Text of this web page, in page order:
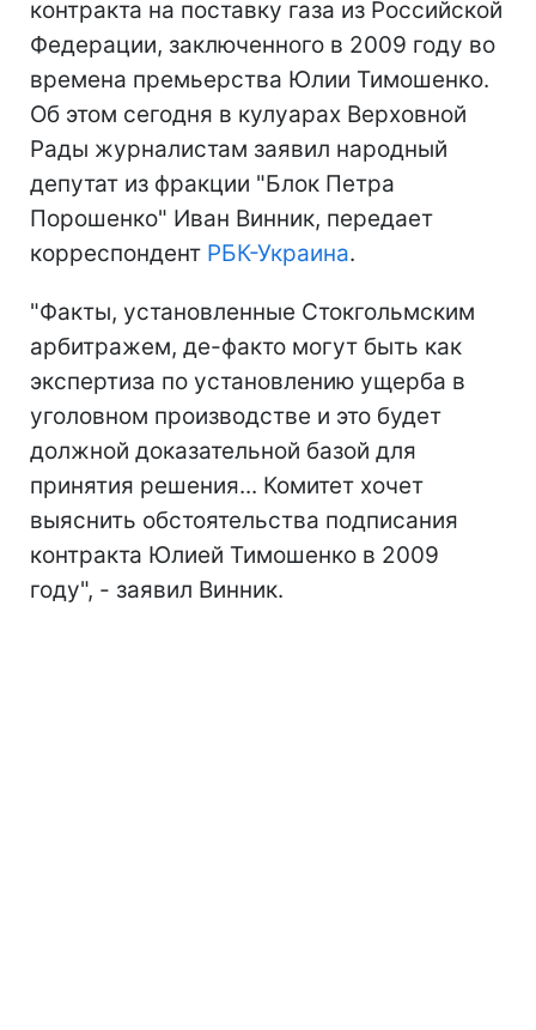
контракта на поставку газа из Российской
Федерации, заключенного в 2009 году во
времена премьерства Юлии Тимошенко.
Об этом сегодня в кулуарах Верховной
Рады журналистам заявил народный
депутат из фракции "Блок Петра
Порошенко" Иван Винник, передает
корреспондент РБК-Украина.
"Факты, установленные Стокгольмским
арбитражем, де-факто могут быть как
экспертиза по установлению ущерба в
уголовном производстве и это будет
должной доказательной базой для
принятия решения... Комитет хочет
выяснить обстоятельства подписания
контракта Юлией Тимошенко в 2009
году", - заявил Винник.